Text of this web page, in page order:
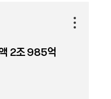
2조 985억